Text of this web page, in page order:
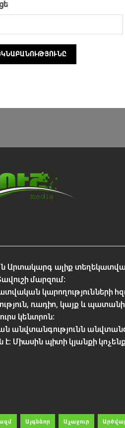
Արտակարգ ալիք
մարզում:
կարողությունների
ռադիո, կայք և պատանի
կենտրոն:
անվտանգությունն
է: Միասին պիտի կյանքի
Այգեձոր Աչաջուր